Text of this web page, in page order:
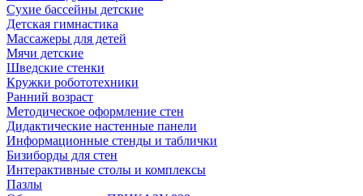
Сухие бассейны детские
Детская гимнастика
Массажеры для детей
Мячи детские
Шведские стенки
Кружки робототехники
Ранний возраст
Методическое оформление стен
Дидактические настенные панели
Информационные стенды и таблички
Бизиборды для стен
Интерактивные столы и комплексы
Пазлы